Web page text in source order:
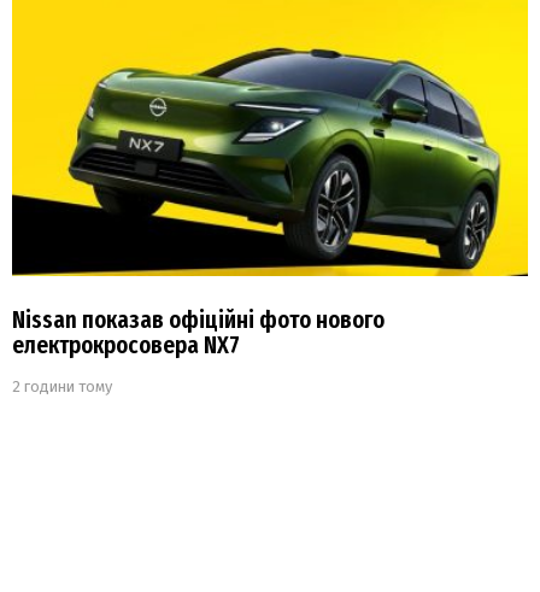
Nissan показав офіційні фото нового
електрокросовера NX7
2 години тому